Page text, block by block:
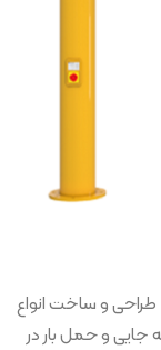
طراحی و ساخت انواع
جایی و حمل بار در